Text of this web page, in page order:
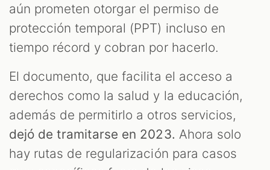
aún prometen otorgar el permiso de
protección temporal (PPT) incluso en
tiempo récord y cobran por hacerlo.
El documento, que facilita el acceso a
derechos como la salud y la educación,
además de permitirlo a otros servicios,
dejó de tramitarse en 2023. Ahora solo
hay rutas de regularización para casos